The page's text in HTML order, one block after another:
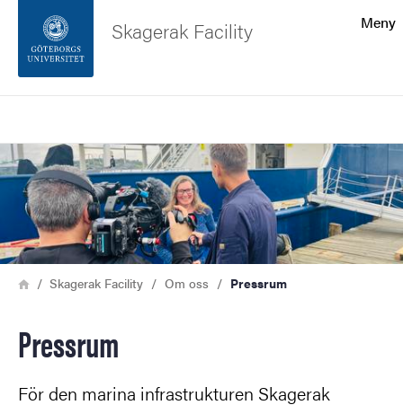
Sidfoten
Om webbplatsen
Meny
Skagerak Facility
Bild
Länkstig
HemSkagerak Facility Om oss Pressrum
Pressrum
För den marina infrastrukturen Skagerak